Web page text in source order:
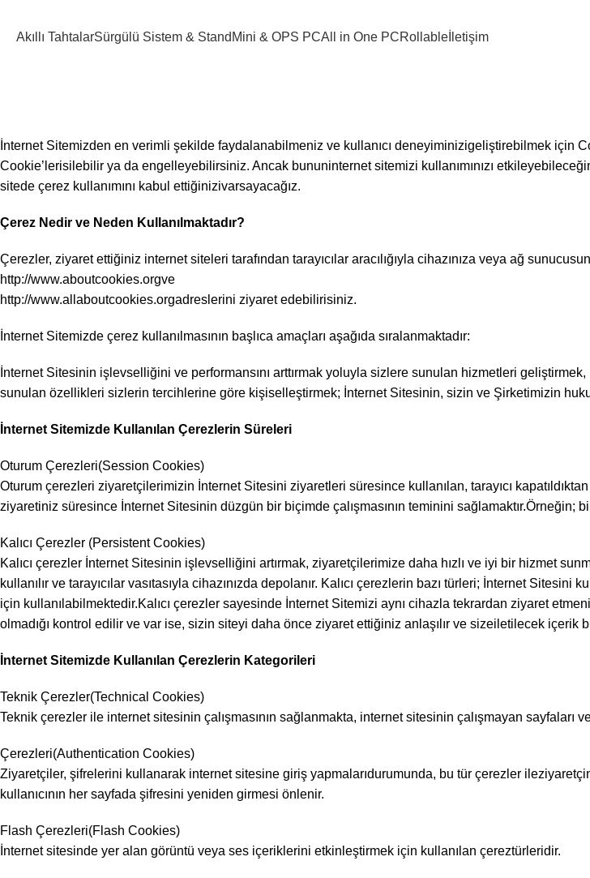
Akıllı TahtalarSürgülü Sistem & Stand Mini & OPS PCAll in One PCRollable İletişim
İnternet Sitemizden en verimli şekilde faydalanabilmeniz ve kullanıcı deneyiminizigeliştirebilmek için
Cookie’lerisilebilir ya da engelleyebilirsiniz. Ancak bununinternet sitemizi kullanımınızı
sitede çerez kullanımını kabul ettiğinizivarsayacağız.
Çerez Nedir ve Neden Kullanılmaktadır?
Çerezler, ziyaret ettiğiniz internet siteleri tarafından tarayıcılar aracılığıyla cihazınıza veya ağ
http://www.aboutcookies.orgve
http://www.allaboutcookies.orgadreslerini ziyaret edebilirisiniz.
İnternet Sitemizde çerez kullanılmasının başlıca amaçları aşağıda sıralanmaktadır:
İnternet Sitesinin işlevselliğini ve performansını arttırmak yoluyla sizlere sunulan hizmetleri
sunulan özellikleri sizlerin tercihlerine göre kişiselleştirmek; İnternet Sitesinin, sizin ve Şirketimizin
İnternet Sitemizde Kullanılan Çerezlerin Süreleri
Oturum Çerezleri(Session Cookies)
Oturum çerezleri ziyaretçilerimizin İnternet Sitesini ziyaretleri süresince kullanılan, tarayıcı
ziyaretiniz süresince İnternet Sitesinin düzgün bir biçimde çalışmasının teminini sağlamaktır.Örneğin;
Kalıcı Çerezler (Persistent Cookies)
Kalıcı çerezler İnternet Sitesinin işlevselliğini artırmak, ziyaretçilerimize daha hızlı ve iyi bir hizmet
kullanılır ve tarayıcılar vasıtasıyla cihazınızda depolanır. Kalıcı çerezlerin bazı türleri; İnternet
için kullanılabilmektedir.Kalıcı çerezler sayesinde İnternet Sitemizi aynı cihazla tekrardan ziyaret
olmadığı kontrol edilir ve var ise, sizin siteyi daha önce ziyaret ettiğiniz anlaşılır ve sizeiletilecek
İnternet Sitemizde Kullanılan Çerezlerin Kategorileri
Teknik Çerezler(Technical Cookies)
Teknik çerezler ile internet sitesinin çalışmasının sağlanmakta, internet sitesinin çalışmayan sayfaları
Çerezleri(Authentication Cookies)
Ziyaretçiler, şifrelerini kullanarak internet sitesine giriş yapmalarıdurumunda, bu tür çerezler
kullanıcının her sayfada şifresini yeniden girmesi önlenir.
Flash Çerezleri(Flash Cookies)
İnternet sitesinde yer alan görüntü veya ses içeriklerini etkinleştirmek için kullanılan çereztürleridir.